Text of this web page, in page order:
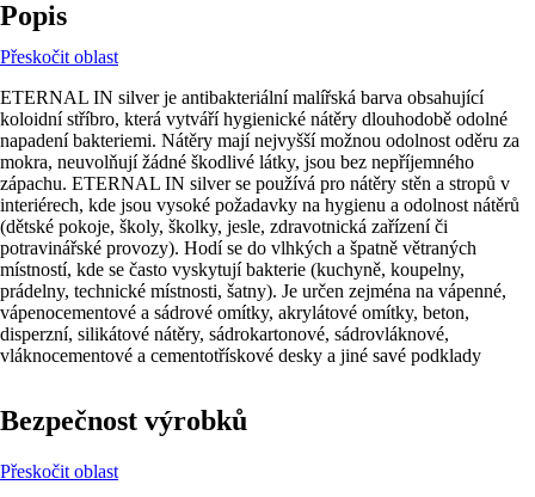
Popis
Přeskočit oblast
ETERNAL IN silver je antibakteriální malířská barva obsahující
koloidní stříbro, která vytváří hygienické nátěry dlouhodobě odolné
napadení bakteriemi. Nátěry mají nejvyšší možnou odolnost oděru za
mokra, neuvolňují žádné škodlivé látky, jsou bez nepříjemného
zápachu. ETERNAL IN silver se používá pro nátěry stěn a stropů v
interiérech, kde jsou vysoké požadavky na hygienu a odolnost nátěrů
(dětské pokoje, školy, školky, jesle, zdravotnická zařízení či
potravinářské provozy). Hodí se do vlhkých a špatně větraných
místností, kde se často vyskytují bakterie (kuchyně, koupelny,
prádelny, technické místnosti, šatny). Je určen zejména na vápenné,
vápenocementové a sádrové omítky, akrylátové omítky, beton,
disperzní, silikátové nátěry, sádrokartonové, sádrovláknové,
vláknocementové a cementotřískové desky a jiné savé podklady
Bezpečnost výrobků
Přeskočit oblast